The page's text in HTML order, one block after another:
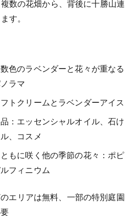
数の花畑から、背後に十勝山連
す。
色のラベンダーと花々が重なる
ラマ
トクリームとラベンダーアイス
：エッセンシャルオイル、石け
、コスメ
もに咲く他の季節の花々：ポピ
フィニウム
エリアは無料、一部の特別庭園